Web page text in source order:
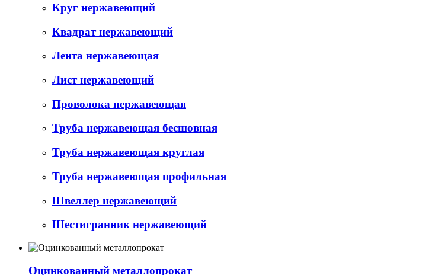
Круг нержавеющий
Квадрат нержавеющий
Лента нержавеющая
Лист нержавеющий
Проволока нержавеющая
Труба нержавеющая бесшовная
Труба нержавеющая круглая
Труба нержавеющая профильная
Швеллер нержавеющий
Шестигранник нержавеющий
Оцинкованный металлопрокат